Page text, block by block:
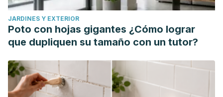
id=10.1371/journal.pone.0159843
Joung, S. A., & Cho, E. A. (2017). Effects of normal saline
solution mouthwash on oral health status, xerostomia,
facilities.
Journal of Korean Gerontological Nursing
173-183.http://jkgn.org/journal/
Kouchaji, C. (2024). Comparison of several salt water
JARDINES Y EXTERIOR
Poto con hojas gigantes ¿Cómo lograr
que dupliquen su tamaño con un tutor?